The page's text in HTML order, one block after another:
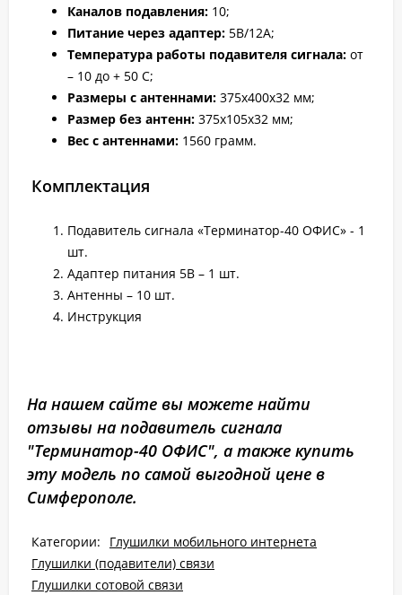
Каналов подавления: 10;
Питание через адаптер: 5В/12А;
Температура работы подавителя сигнала: от
– 10 до + 50 С;
Размеры с антеннами: 375х400х32 мм;
Размер без антенн: 375х105х32 мм;
Вес с антеннами: 1560 грамм.
Комплектация
Подавитель сигнала «Терминатор-40 ОФИС» - 1
шт.
Адаптер питания 5В – 1 шт.
Антенны – 10 шт.
Инструкция
На нашем сайте вы можете найти
отзывы на подавитель сигнала
"Терминатор-40 ОФИС", а также купить
эту модель по самой выгодной цене в
Симферополе.
Категории:
Глушилки мобильного интернета
Глушилки (подавители) связи
Глушилки сотовой связи